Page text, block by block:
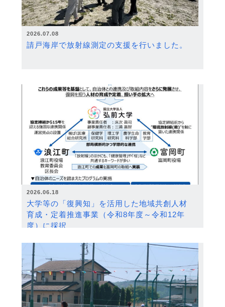
2026.07.08
請戸海岸で放射線測定の支援を行いました。
2026.06.18
大学等の「復興知」を活用した地域共創人材
育成・定着推進事業（令和8年度～令和12年
度）に採択